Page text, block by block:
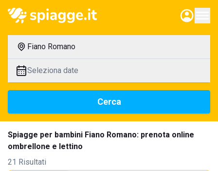
Fiano Romano
Seleziona date
Cerca
Spiagge per bambini Fiano Romano: prenota online
ombrellone e lettino
21 Risultati